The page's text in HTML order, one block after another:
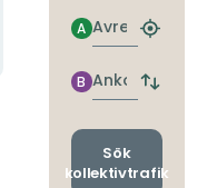
Avresa
A
Hitta
Ankomst
B
Byt
och
Sök
kollektivtrafik